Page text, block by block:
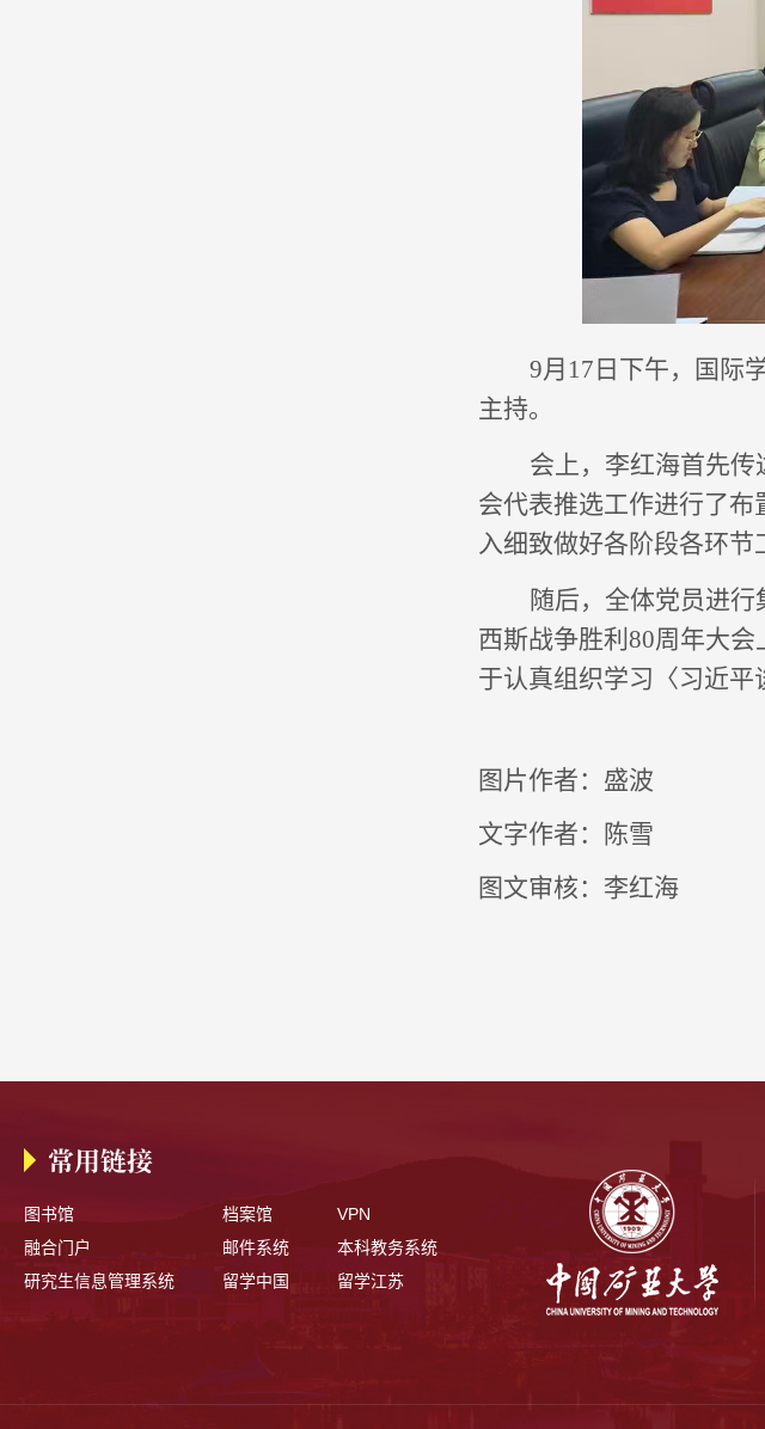
9月 17 日 下午，国际
主持。
会上，李红海首先
会代表推选工作进行了布
入细致做好各阶段各环节
随后，全体党员进
西斯战争胜利 80周年大会
于认真组织学习〈习近平
图片作者：盛波
文字作者：陈雪
图文审核：李红海
常用链接
图书馆
融合门户
研究生信息管理系统
档案馆
邮件系统
留学中国
VPN
本科教务系统
留学江苏